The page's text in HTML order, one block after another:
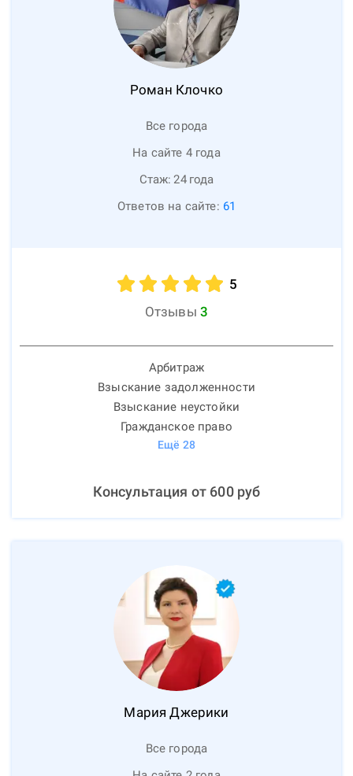
Роман Клочко
Все города
На сайте 4 года
Стаж: 24 года
Ответов на сайте: 61
5
Отзывы 3
Арбитраж
Взыскание задолженности
Взыскание неустойки
Гражданское право
Ещё 28
Консультация от 600руб
Мария Джерики
Все города